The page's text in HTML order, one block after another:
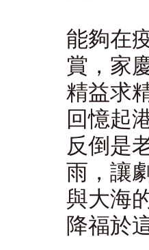
能夠在
賞，家
精益求
回憶起
反倒是
雨，讓
與大海
降福於